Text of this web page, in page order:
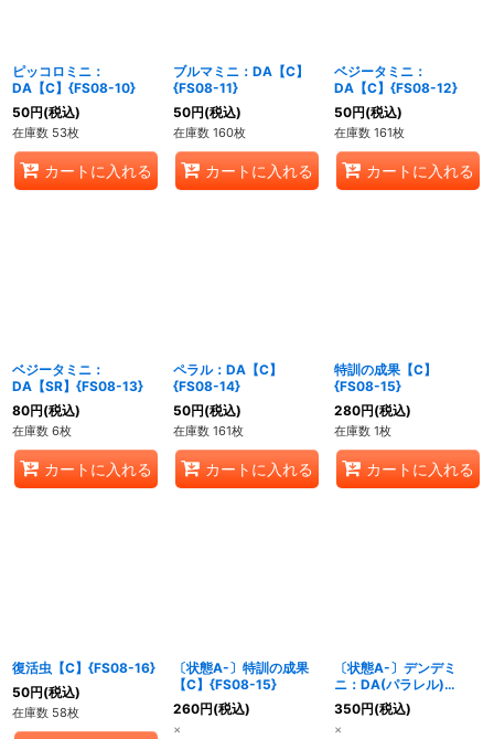
ピッコロミニ：
DA【C】{FS08-10}
50円(税込)
在庫数 53枚
カートに入れる
ブルマミニ：DA【C】
{FS08-11}
50円(税込)
在庫数 160枚
カートに入れる
ベジータミニ：
DA【C】{FS08-12}
50円(税込)
在庫数 161枚
カートに入れる
ベジータミニ：
DA【SR】{FS08-13}
80円(税込)
在庫数 6枚
カートに入れる
ペラル：DA【C】
{FS08-14}
50円(税込)
在庫数 161枚
カートに入れる
特訓の成果【C】
{FS08-15}
280円(税込)
在庫数 1枚
カートに入れる
復活虫【C】{FS08-16}
50円(税込)
在庫数 58枚
〔状態A-〕特訓の成果
【C】{FS08-15}
260円(税込)
×
〔状態A-〕デンデミ
ニ：DA(パラレル)
【C☆】{FS08-07}
350円(税込)
×